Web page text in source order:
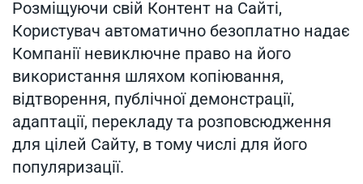
Розміщуючи свій Контент на Сайті,
Користувач автоматично безоплатно надає
Компанії невиключне право на його
використання шляхом копіювання,
відтворення, публічної демонстрації,
адаптації, перекладу та розповсюдження
для цілей Сайту, в тому числі для його
популяризації.